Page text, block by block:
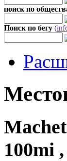
поиск по
Поиск по бегу
100mi